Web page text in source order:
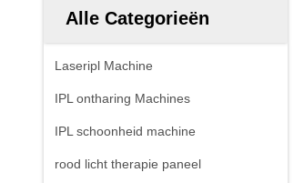
Alle Categorieën
Laseripl Machine
IPL ontharing Machines
IPL schoonheid machine
rood licht therapie paneel